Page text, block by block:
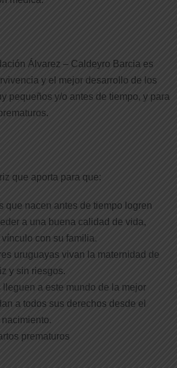
Álvarez – Caldeyro Barcia es
y el mejor desarrollo de los
pequeños y/o antes de tiempo, y para
que aporta para que:
que nacen antes de tiempo logren
a una buena calidad de vida,
con su familia.
uruguayas vivan la maternidad de
y sin riesgos.
lleguen a este mundo de la mejor
a todos sus derechos desde el
prematuros